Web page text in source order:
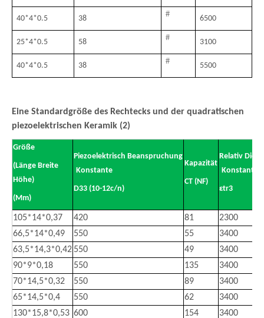
40*4*0.5 38
#
6500
25*4*0.5 58
#
3100
40*4*0.5 38
#
5500
Eine Standardgröße des Rechtecks ​​und der quadratischen
piezoelektrischen Keramik (2)
Größe
(Länge Breite
Höhe)
(Mm)
Piezoelektrisch Beanspruchung
Konstante
D33 (10-12c/n)
Kapazität
CT (NF)
Relativ
Konstante
εtr3
105*14*0,37 420 81
2300
66,5*14*0,49
550 55
3400
63,5*14,3*0,42 550 49
3400
90*9*0,18
550 135
3400
70*14,5*0,32
550 89
3400
65*14,5*0,4
550 62
3400
130*15,8*0,53 600 154
3400